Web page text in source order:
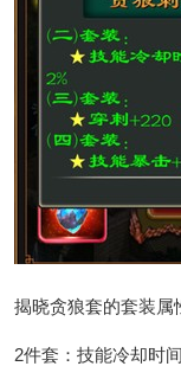
揭晓贪狼套的套装属
2件套：技能冷却时